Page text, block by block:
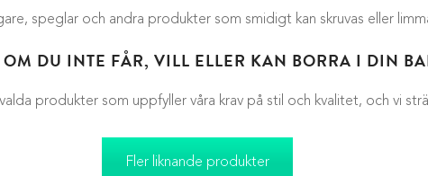
speglar och andra produkter som smidigt kan skruvas eller
OM DU INTE FÅR, VILL ELLER KAN BORRA I DIN
produkter som uppfyller våra krav på stil och kvalitet, och vi
Fler liknande produkter